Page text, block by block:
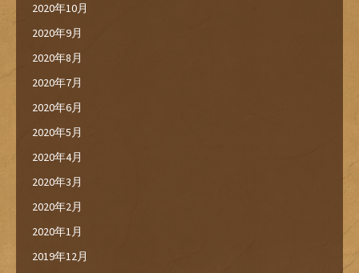
2020年10月
2020年9月
2020年8月
2020年7月
2020年6月
2020年5月
2020年4月
2020年3月
2020年2月
2020年1月
2019年12月